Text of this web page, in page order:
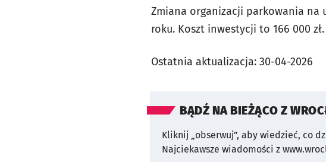
Zmiana organizacji parkowania na
roku. Koszt inwestycji to 166 000 zł.
Ostatnia aktualizacja: 30-04-2026
BĄDŹ NA BIEŻĄCO Z
Kliknij „obserwuj”, aby wiedzieć, co
Najciekawsze wiadomości z